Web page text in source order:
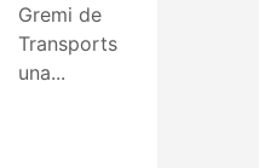
Gremi de
Transports
una...